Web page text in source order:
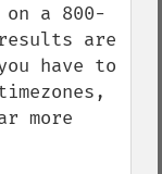
on a 800-
are
have to
more